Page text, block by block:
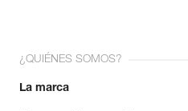
¿QUIÉNES SOMOS?
La marca